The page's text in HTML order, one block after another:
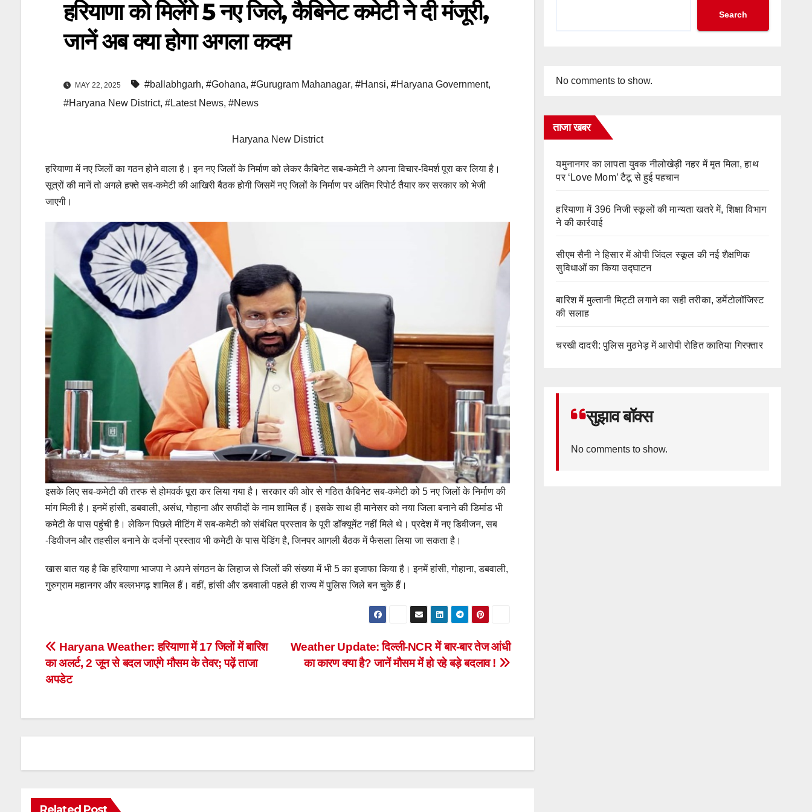
हरियाणा को मिलेंगे 5 नए जिले, कैबिनेट कमेटी ने दी मंजूरी,
जानें अब क्या होगा अगला कदम
MAY 22, 2025 #ballabhgarh, #Gohana, #Gurugram Mahanagar, #Hansi, #Haryana Government,
#Haryana New District, #Latest News, #News
Haryana New District
हरियाणा में नए जिलों का गठन होने वाला है। इन नए जिलों के निर्माण को लेकर कैबिनेट सब-कमेटी ने अपना विचार-विमर्श पूरा कर लिया है।
सूत्रों की मानें तो अगले हफ्ते सब-कमेटी की आखिरी बैठक होगी जिसमें नए जिलों के निर्माण पर अंतिम रिपोर्ट तैयार कर सरकार को भेजी
जाएगी।
इसके लिए सब-कमेटी की तरफ से होमवर्क पूरा कर लिया गया है। सरकार की ओर से गठित कैबिनेट सब-कमेटी को 5 नए जिलों के निर्माण की
मांग मिली है। इनमें हांसी, डबवाली, असंध, गोहाना और सफीदों के नाम शामिल हैं। इसके साथ ही मानेसर को नया जिला बनाने की डिमांड भी
कमेटी के पास पहुंची है। लेकिन पिछले मीटिंग में सब-कमेटी को संबंधित प्रस्ताव के पूरी डॉक्यूमेंट नहीं मिले थे। प्रदेश में नए डिवीजन, सब
-डिवीजन और तहसील बनाने के दर्जनों प्रस्ताव भी कमेटी के पास पेंडिंग है, जिनपर आगली बैठक में फैसला लिया जा सकता है।
खास बात यह है कि हरियाणा भाजपा ने अपने संगठन के लिहाज से जिलों की संख्या में भी 5 का इजाफा किया है। इनमें हांसी, गोहाना, डबवाली,
गुरुग्राम महानगर और बल्लभगढ़ शामिल हैं। वहीं, हांसी और डबवाली पहले ही राज्य में पुलिस जिले बन चुके हैं।
Post
navigation
Weather Update: दिल्ली-NCR में बार-बार तेज आंधी
का कारण क्या है? जानें मौसम में हो रहे बड़े बदलाव !
Haryana Weather: हरियाणा में 17 जिलों में बारिश
का अलर्ट, 2 जून से बदल जाएंगे मौसम के तेवर; पढ़ें ताजा
अपडेट
Search
No comments to show.
ताजा खबर
यमुनानगर का लापता युवक नीलोखेड़ी नहर में मृत मिला, हाथ
पर ‘Love Mom’ टैटू से हुई पहचान
हरियाणा में 396 निजी स्कूलों की मान्यता खतरे में, शिक्षा विभाग
ने की कार्रवाई
सीएम सैनी ने हिसार में ओपी जिंदल स्कूल की नई शैक्षणिक
सुविधाओं का किया उद्घाटन
बारिश में मुल्तानी मिट्टी लगाने का सही तरीका, डर्मेटोलॉजिस्ट
की सलाह
चरखी दादरी: पुलिस मुठभेड़ में आरोपी रोहित कातिया गिरफ्तार
सुझाव बॉक्स
No comments to show.